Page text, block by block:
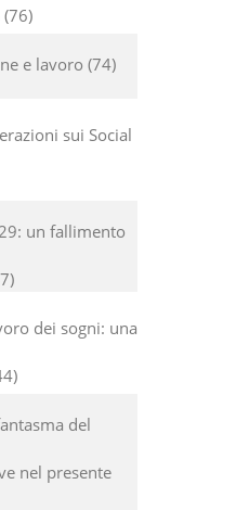
76
e lavoro 74
sui Social
un fallimento
dei sogni: una
del
nel presente